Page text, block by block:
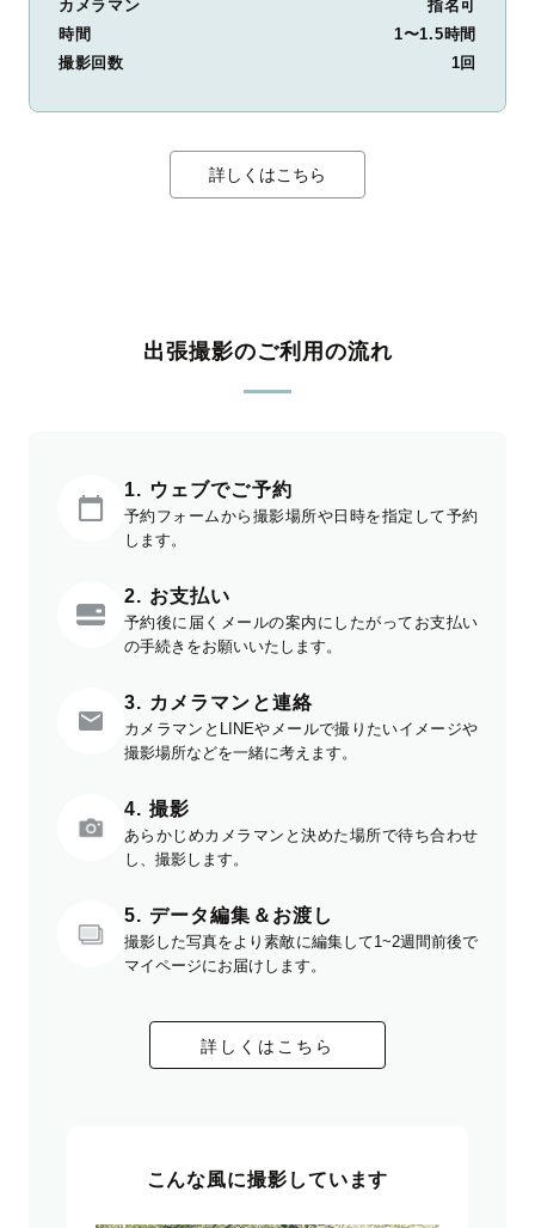
カメラマン
指名可
時間
1〜1.5時間
撮影回数
1回
詳しくはこちら
出張撮影のご利用の流れ
1. ウェブでご予約
予約フォームから撮影場所や日時を指定して予約
します。
2. お支払い
予約後に届くメールの案内にしたがってお支払い
の手続きをお願いいたします。
3. カメラマンと連絡
カメラマンとLINEやメールで撮りたいイメージや
撮影場所などを一緒に考えます。
4. 撮影
あらかじめカメラマンと決めた場所で待ち合わせ
し、撮影します。
5. データ編集＆お渡し
撮影した写真をより素敵に編集して1~2週間前後で
マイページにお届けします。
詳しくはこちら
こんな風に撮影しています